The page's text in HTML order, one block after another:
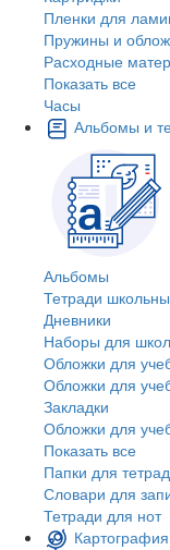
Пленки для
Пружины и
Расходные
Показать все
Часы
Альбомы и
Альбомы
Тетради
Дневники
Наборы для
Обложки для
Обложки для
Закладки
Обложки для
Показать все
Папки для
Словари для
Тетради для нот
Картография